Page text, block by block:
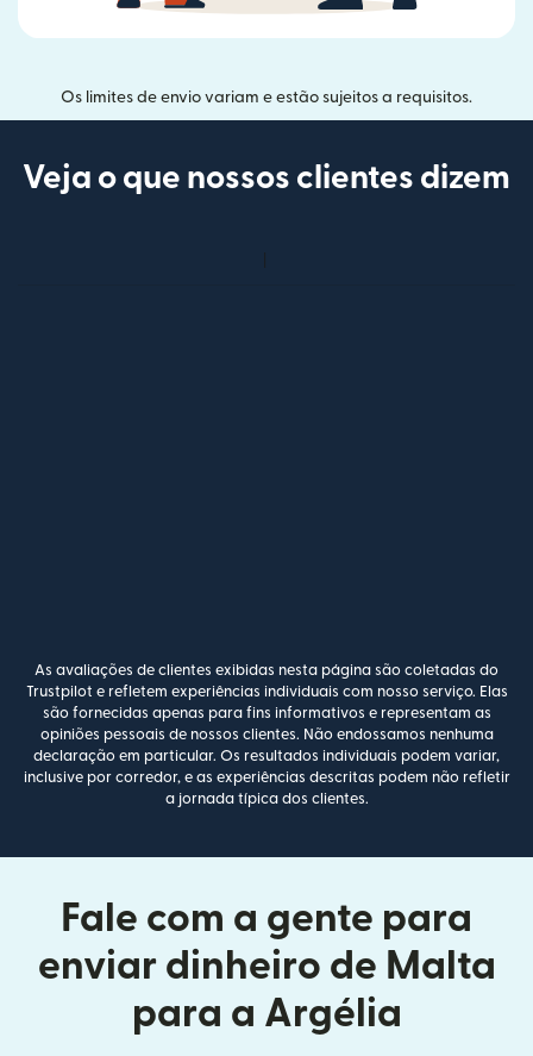
Os limites de envio variam e estão sujeitos a requisitos.
Veja o que nossos clientes dizem
As avaliações de clientes exibidas nesta página são coletadas do
Trustpilot e refletem experiências individuais com nosso serviço. Elas
são fornecidas apenas para fins informativos e representam as
opiniões pessoais de nossos clientes. Não endossamos nenhuma
declaração em particular. Os resultados individuais podem variar,
inclusive por corredor, e as experiências descritas podem não refletir
a jornada típica dos clientes.
Fale com a gente para
enviar dinheiro de Malta
para a Argélia